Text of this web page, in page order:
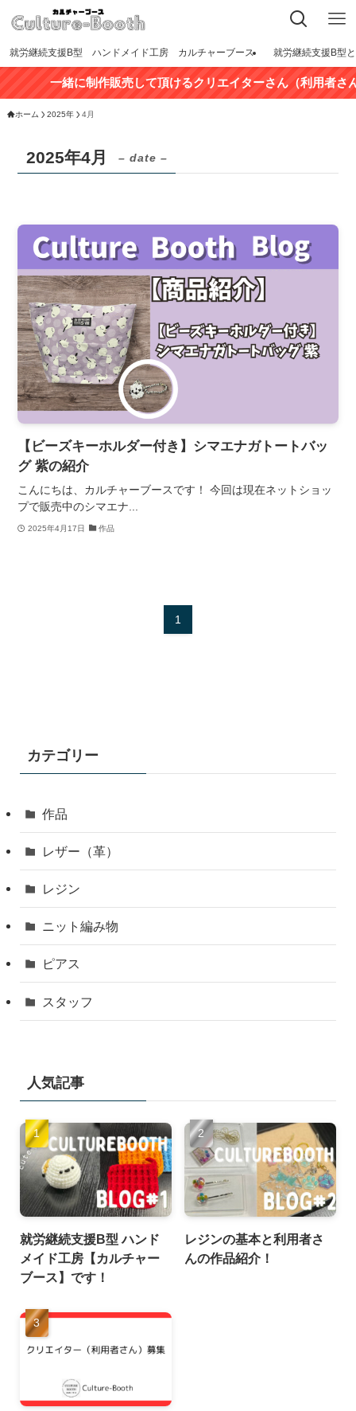
就労継続支援B型 ハンドメイド工房 カルチャーブース 就労継続支援B型
一緒に制作販売して頂けるクリエイターさん（利用者さん
ホーム 2025年 4月
2025年4月 – date –
【ビーズキーホルダー付き】シマエナガトートバッ
グ 紫の紹介
こんにちは、カルチャーブースです！ 今回は現在ネットショッ
プで販売中のシマエナ...
2025年4月17日 作品
1
カテゴリー
作品
レザー（革）
レジン
ニット編み物
ピアス
スタッフ
人気記事
就労継続支援B型 ハンド
メイド工房【カルチャー
ブース】です！
レジンの基本と利用者さ
んの作品紹介！